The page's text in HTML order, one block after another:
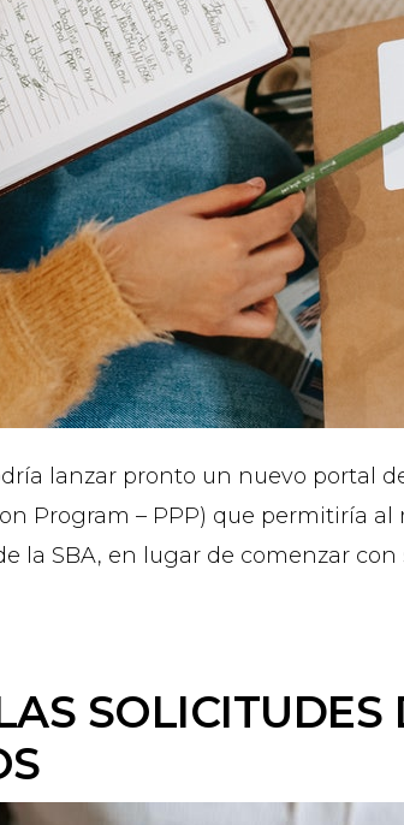
lanzar pronto un nuevo portal
Program – PPP) que permitiría
la SBA, en lugar de comenzar con
SOLICITUDES